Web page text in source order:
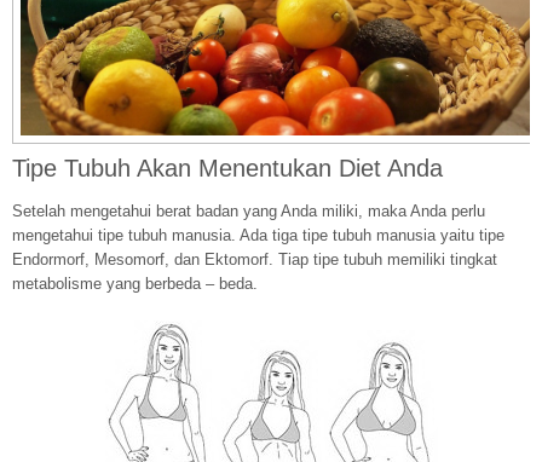
Tipe Tubuh Akan Menentukan Diet Anda
Setelah mengetahui berat badan yang Anda miliki, maka Anda perlu
mengetahui tipe tubuh manusia. Ada tiga tipe tubuh manusia yaitu tipe
Endormorf, Mesomorf, dan Ektomorf. Tiap tipe tubuh memiliki tingkat
metabolisme yang berbeda – beda.